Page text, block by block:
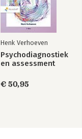
Henk Verhoeven
Psychodiagnostiek
en assessment
€ 50,95